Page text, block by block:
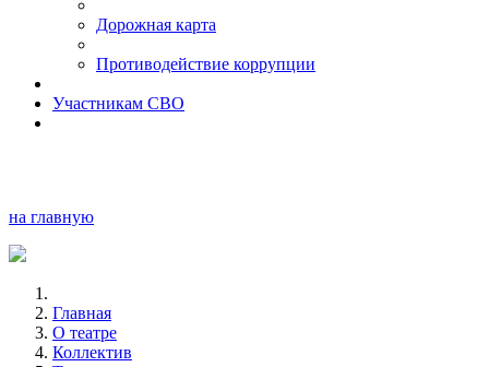
Дорожная карта
Противодействие коррупции
Участникам СВО
на главную
Главная
О театре
Коллектив